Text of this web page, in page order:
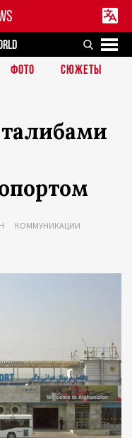
ФОТО СЮЖЕТЫ
КОММУНИКАЦИИ